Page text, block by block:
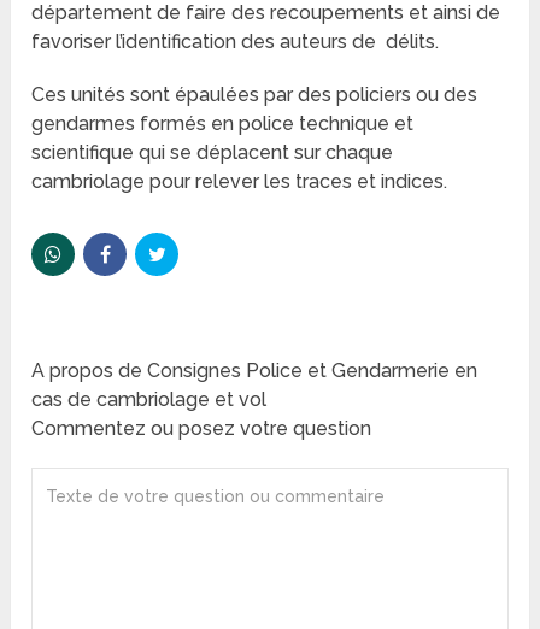
département de faire des recoupements et ainsi de
favoriser l’identification des auteurs de délits.
Ces unités sont épaulées par des policiers ou des
gendarmes formés en police technique et
scientifique qui se déplacent sur chaque
cambriolage pour relever les traces et indices.
A propos de Consignes Police et Gendarmerie en
cas de cambriolage et vol
Commentez ou posez votre question